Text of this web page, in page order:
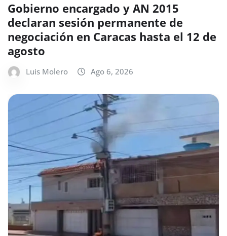
Gobierno encargado y AN 2015
declaran sesión permanente de
negociación en Caracas hasta el 12 de
agosto
Luis Molero Ago 6, 2026